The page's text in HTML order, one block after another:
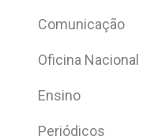
Comunicação
Oficina Nacional
Ensino
Periódicos